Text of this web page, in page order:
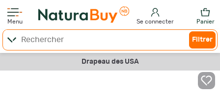
Menu Se connecter Panier
Filtrer
Drapeau des USA